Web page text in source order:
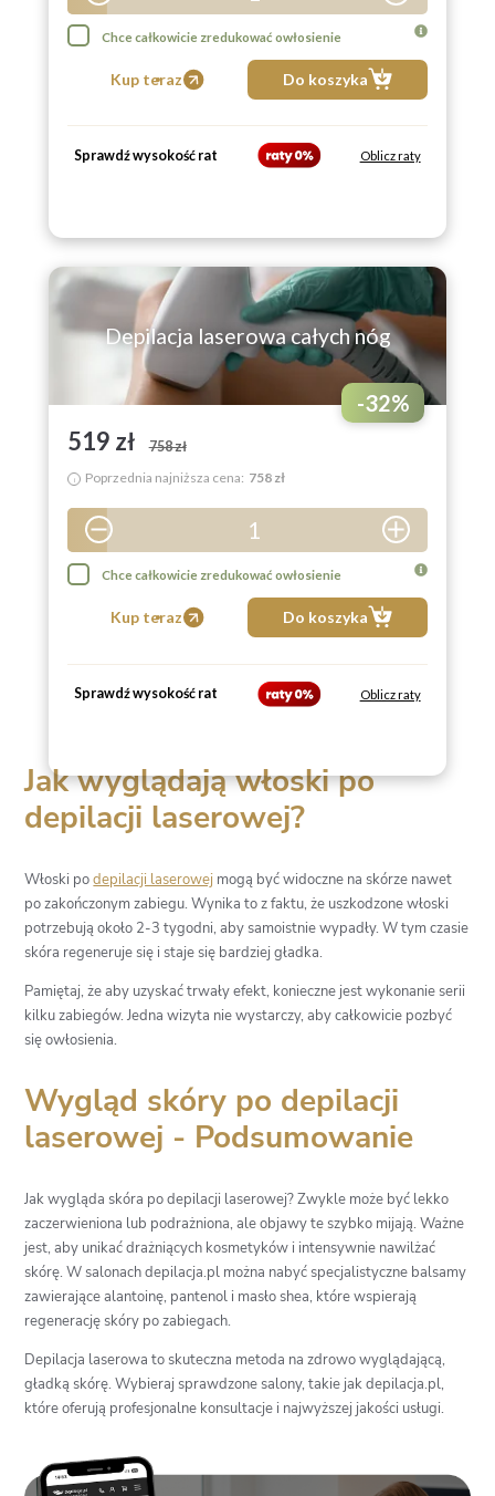
2
3
4
6
8
9
Chce całkowicie zredukować owłosienie
Kup teraz Do koszyka
Sprawdź wysokość rat Oblicz raty
Depilacja laserowa całych nóg
519 zł 758 zł
-32%
i Poprzednia najniższa cena: 758 zł
1
2
3
4
6
8
9
Chce całkowicie zredukować owłosienie
Kup teraz Do koszyka
Sprawdź wysokość rat Oblicz raty
Jak wyglądają włoski po
depilacji laserowej?
Włoski podepilacji laserowej mogą być widoczne na skórze nawet
po zakończonym zabiegu. Wynika to z faktu, że uszkodzone włoski
potrzebują około 2-3 tygodni, aby samoistnie wypadły. W tym czasie
skóra regeneruje się i staje się bardziej gładka.
Pamiętaj, że aby uzyskać trwały efekt, konieczne jest wykonanie serii
kilku zabiegów. Jedna wizyta nie wystarczy, aby całkowicie pozbyć
się owłosienia.
Wygląd skóry po depilacji
laserowej - Podsumowanie
Jak wygląda skóra po depilacji laserowej? Zwykle może być lekko
zaczerwieniona lub podrażniona, ale objawy te szybko mijają. Ważne
jest, aby unikać drażniących kosmetyków i intensywnie nawilżać
skórę. W salonach depilacja.pl można nabyć specjalistyczne balsamy
zawierające alantoinę, pantenol i masło shea, które wspierają
regenerację skóry po zabiegach.
Depilacja laserowa to skuteczna metoda na zdrowo wyglądającą,
gładką skórę. Wybieraj sprawdzone salony, takie jak depilacja.pl,
które oferują profesjonalne konsultacje i najwyższej jakości usługi.